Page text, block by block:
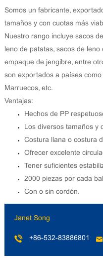
Somos un fabricante,
tamaños y con cuotas más
Nuestro rango incluye sacos
leno de patatas, sacos de
empaque de jengibre, entre
son exportados a países como
Marruecos, etc.
Ventajas:
Hechos de PP
Los diversos tamaños y
Costura llana o costura
Ofrecer excelente
Tener suficientes
2000 piezas por cada
Con o sin cordón.
Janet Song
+86-532-83886801